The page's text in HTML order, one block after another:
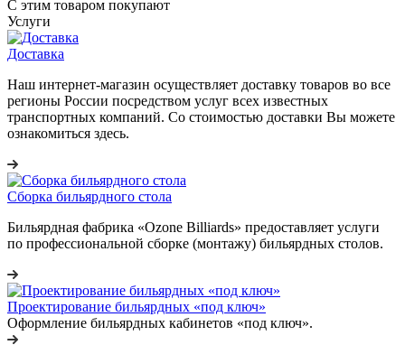
С этим товаром покупают
Услуги
Доставка
Наш интернет-магазин осуществляет доставку товаров во все
регионы России посредством услуг всех известных
транспортных компаний. Со стоимостью доставки Вы можете
ознакомиться здесь.
Сборка бильярдного стола
Бильярдная фабрика «Ozone Billiards» предоставляет услуги
по профессиональной сборке (монтажу) бильярдных столов.
Проектирование бильярдных «под ключ»
Оформление бильярдных кабинетов «под ключ».